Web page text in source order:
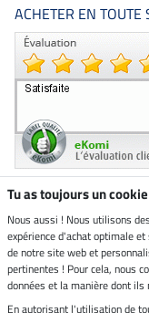
ACHETER EN TOUTE
Boutique
neutre
Livraison par
Tu as toujours un
Nous aussi ! Nous utilisons
expérience d'achat optimale
de notre site web et
pertinentes ! Pour cela, nous
données et la manière dont
En autorisant l'utilisation de